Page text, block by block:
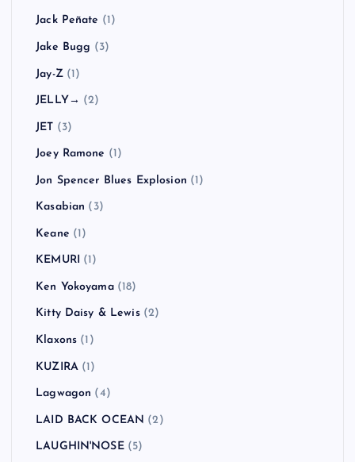
Jack Peñate (1)
Jake Bugg (3)
Jay-Z(1)
JELLY→ (2)
JET (3)
Joey Ramone (1)
Jon Spencer Blues Explosion (1)
Kasabian (3)
Keane (1)
KEMURI (1)
Ken Yokoyama(18)
Kitty Daisy & Lewis(2)
Klaxons (1)
KUZIRA(1)
Lagwagon (4)
LAID BACK OCEAN (2)
LAUGHIN'NOSE(5)